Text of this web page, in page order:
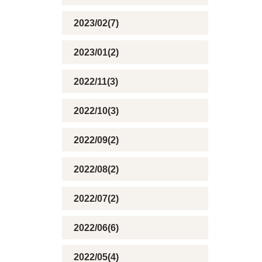
2023/02(7)
2023/01(2)
2022/11(3)
2022/10(3)
2022/09(2)
2022/08(2)
2022/07(2)
2022/06(6)
2022/05(4)